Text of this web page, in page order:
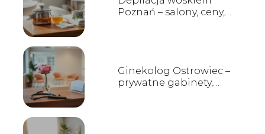
Poznań – salony, ceny,
Ginekolog Ostrowiec –
prywatne gabinety,